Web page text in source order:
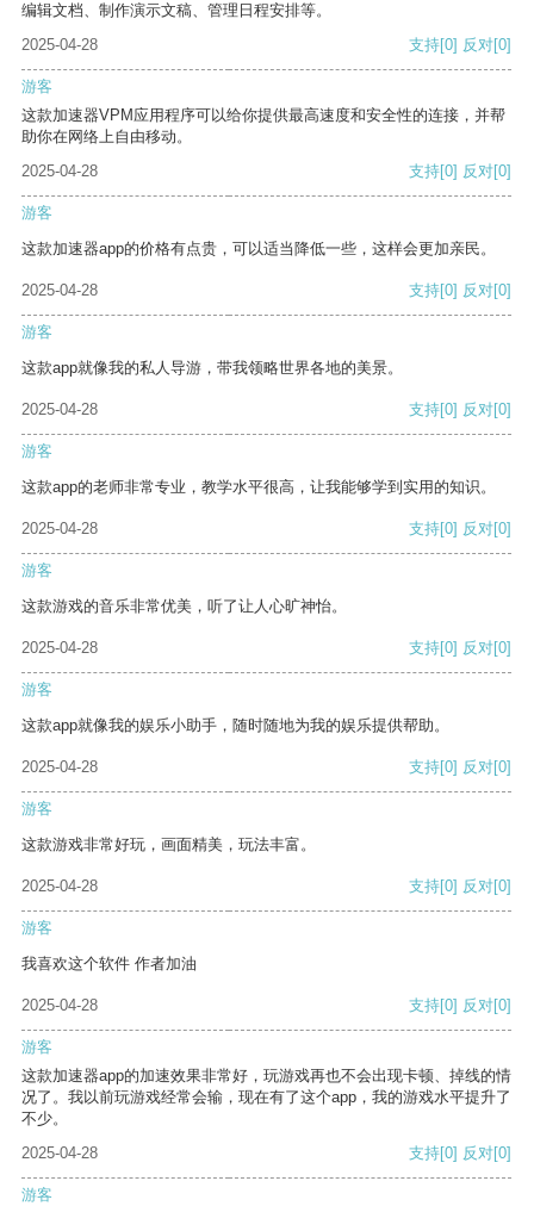
编辑文档、制作演示文稿、管理日程安排等。
2025-04-28
支持[0] 反对[0]
游客
这款加速器VPM应用程序可以给你提供最高速度和安全性的连接，并帮
助你在网络上自由移动。
2025-04-28
支持[0] 反对[0]
游客
这款加速器app的价格有点贵，可以适当降低一些，这样会更加亲民。
2025-04-28 支持[0] 反对[0]
游客
这款app就像我的私人导游，带我领略世界各地的美景。
2025-04-28 支持[0] 反对[0]
游客
这款app的老师非常专业，教学水平很高，让我能够学到实用的知识。
2025-04-28 支持[0] 反对[0]
游客
这款游戏的音乐非常优美，听了让人心旷神怡。
2025-04-28 支持[0] 反对[0]
游客
这款app就像我的娱乐小助手，随时随地为我的娱乐提供帮助。
2025-04-28 支持[0] 反对[0]
游客
这款游戏非常好玩，画面精美，玩法丰富。
2025-04-28 支持[0] 反对[0]
游客
我喜欢这个软件 作者加油
2025-04-28 支持[0] 反对[0]
游客
这款加速器app的加速效果非常好，玩游戏再也不会出现卡顿、掉线的情
况了。我以前玩游戏经常会输，现在有了这个app，我的游戏水平提升了
不少。
2025-04-28
支持[0] 反对[0]
游客